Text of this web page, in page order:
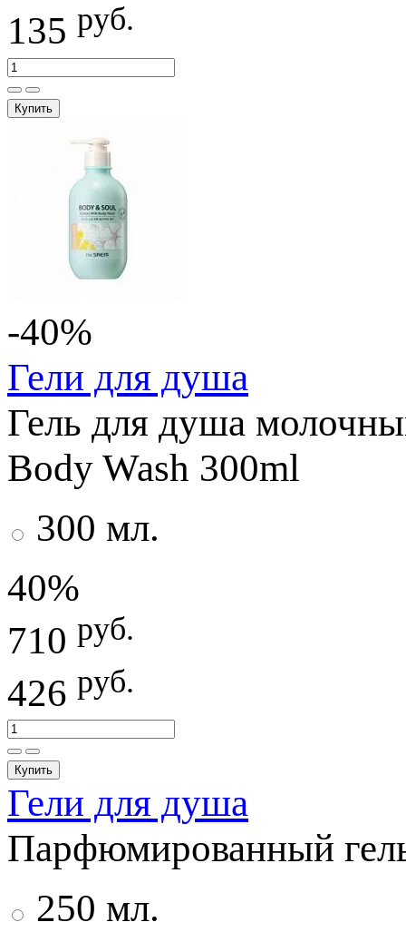
135 руб.
Купить
-40%
Гели для душа
Гель для душа
Body Wash 300ml
300 мл.
40%
710 руб.
426 руб.
Купить
Гели для душа
Парфюмированный
250 мл.